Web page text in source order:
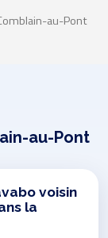
au-Pont
voisin
la